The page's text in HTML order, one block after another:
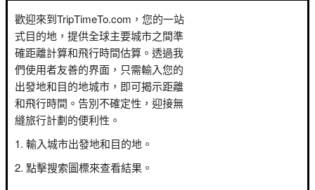
歡迎來到TripTimeTo.com，您的一站
式目的地，提供全球主要城市之間準
確距離計算和飛行時間估算。透過我
們使用者友善的界面，只需輸入您的
出發地和目的地城市，即可揭示距離
和飛行時間。告別不確定性，迎接無
縫旅行計劃的便利性。
輸入城市出發地和目的地。
點擊搜索圖標來查看結果。